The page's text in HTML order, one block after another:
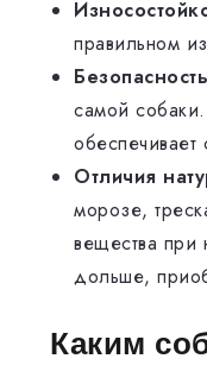
правильном
самой собаки.
обеспечивает
Отличия
морозе,
вещества при
дольше,
Каким